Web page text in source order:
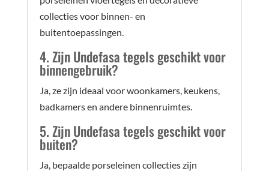
collecties voor binnen- en
buitentoepassingen.
4. Zijn Undefasa tegels geschikt voor
binnengebruik?
Ja, ze zijn ideaal voor woonkamers, keukens,
badkamers en andere binnenruimtes.
5. Zijn Undefasa tegels geschikt voor
buiten?
Ja, bepaalde porseleinen collecties zijn